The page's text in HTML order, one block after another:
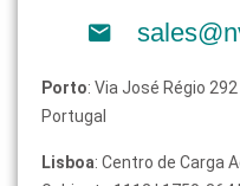
Porto: Via José Régio
Portugal
Lisboa: Centro de Carga